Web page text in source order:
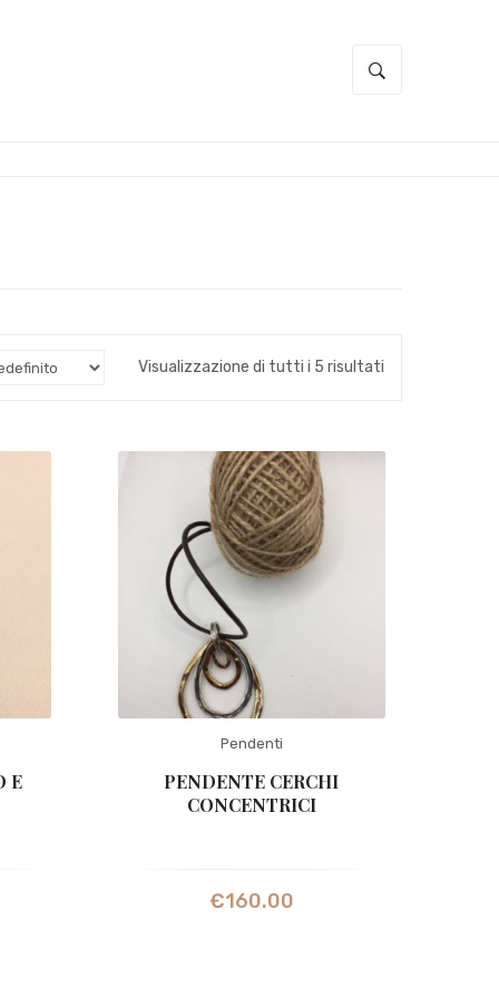
Visualizzazione di tutti i 5 risultati
E
Pendenti
PENDENTE CERCHI
CONCENTRICI
€160.00